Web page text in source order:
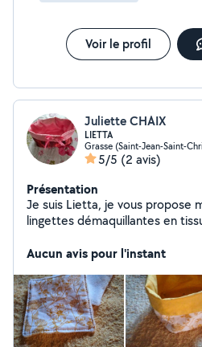
Voir le profil
Juliette CHAIX
LIETTA
Grasse (Saint-Jean-Saint-
5/5 (2 avis)
Présentation
Je suis Lietta, je vous propose
lingettes démaquillantes en
panier assorti. N'hésitez pas à
Aucun avis pour l'instant